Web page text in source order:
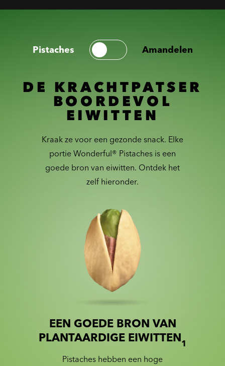
Pistaches Amandelen
DE KRACHTPATSER
BOORDEVOL
EIWITTEN
Kraak ze voor een gezonde snack. Elke
portie Wonderful® Pistaches is een
goede bron van eiwitten. Ontdek het
zelf hieronder.
Slider with nutrition information
Slide 1 of 2
EEN GOEDE BRON VAN
PLANTAARDIGE EIWITTEN1
Pistaches hebben een hoge